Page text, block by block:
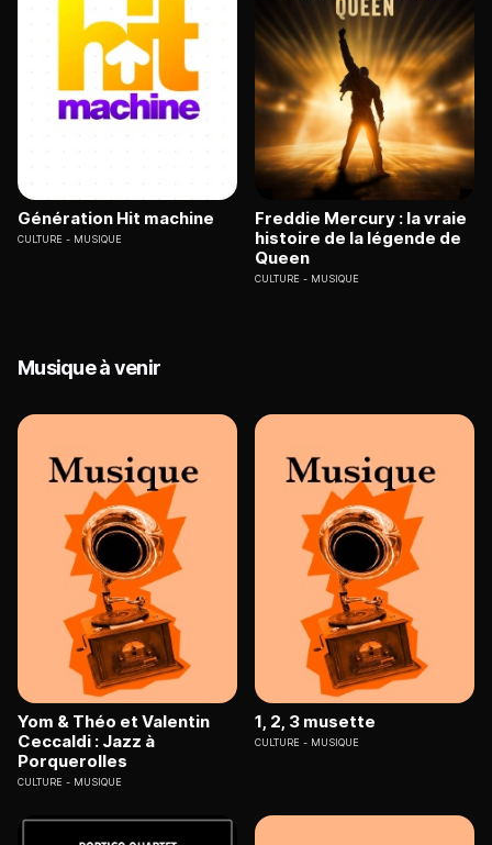
Génération Hit machine
CULTURE MUSIQUE
Freddie Mercury : la vraie
histoire de la légende de
Queen
CULTURE MUSIQUE
Musique à venir
Yom & Théo et Valentin
Ceccaldi : Jazz à
Porquerolles
CULTURE MUSIQUE
1, 2, 3 musette
CULTURE MUSIQUE